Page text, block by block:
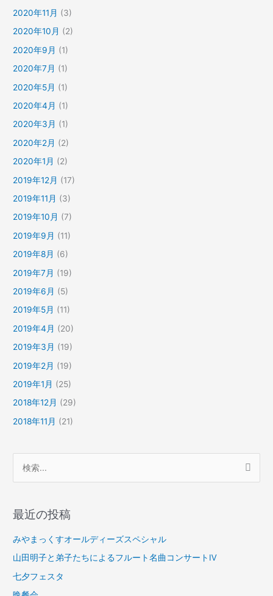
2020年11月 (3)
2020年10月 (2)
2020年9月 (1)
2020年7月 (1)
2020年5月 (1)
2020年4月 (1)
2020年3月 (1)
2020年2月 (2)
2020年1月 (2)
2019年12月 (17)
2019年11月 (3)
2019年10月 (7)
2019年9月 (11)
2019年8月 (6)
2019年7月 (19)
2019年6月 (5)
2019年5月 (11)
2019年4月 (20)
2019年3月 (19)
2019年2月 (19)
2019年1月 (25)
2018年12月 (29)
2018年11月 (21)
象
:
最近の投稿
みやまっくすオールディーズスペシャル
山田明子と弟子たちによるフルート名曲コンサートⅣ
七夕フェスタ